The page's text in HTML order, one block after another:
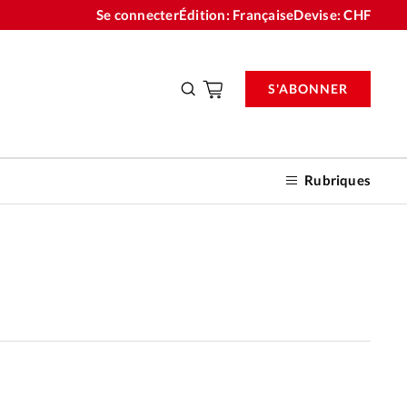
Se connecterÉdition: FrançaiseDevise:CHF
Rubriques
S'ABONNER